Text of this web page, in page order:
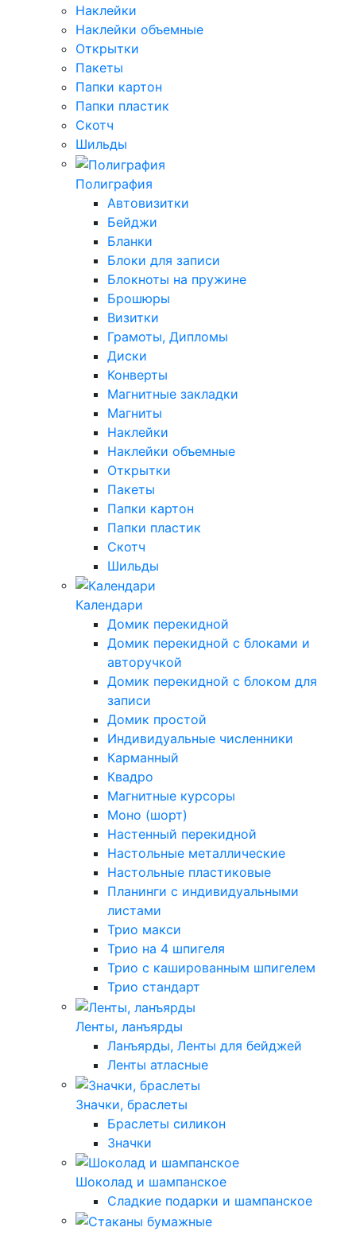
Наклейки
Наклейки объемные
Открытки
Пакеты
Папки картон
Папки пластик
Скотч
Шильды
Полиграфия
Автовизитки
Бейджи
Бланки
Блоки для записи
Блокноты на пружине
Брошюры
Визитки
Грамоты, Дипломы
Диски
Конверты
Магнитные закладки
Магниты
Наклейки
Наклейки объемные
Открытки
Пакеты
Папки картон
Папки пластик
Скотч
Шильды
Календари
Домик перекидной
Домик перекидной с блоками и
авторучкой
Домик перекидной с блоком для
записи
Домик простой
Индивидуальные численники
Карманный
Квадро
Магнитные курсоры
Моно (шорт)
Настенный перекидной
Настольные металлические
Настольные пластиковые
Планинги с индивидуальными
листами
Трио макси
Трио на 4 шпигеля
Трио с кашированным шпигелем
Трио стандарт
Ленты, ланъярды
Ланъярды, Ленты для бейджей
Ленты атласные
Значки, браслеты
Браслеты силикон
Значки
Шоколад и шампанское
Сладкие подарки и шампанское